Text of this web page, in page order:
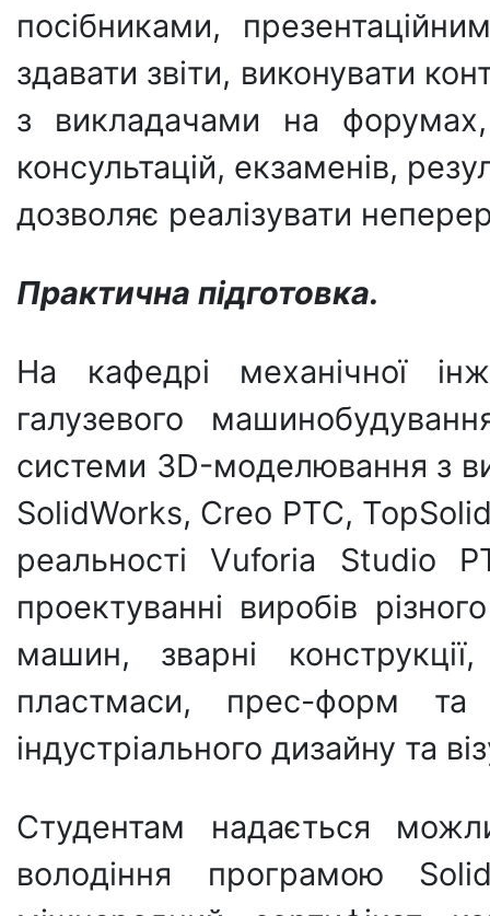
посібниками,
здавати звіти, виконувати
з викладачами на
консультацій, екзаменів,
дозволяє реалізувати
Практична підготовка.
На кафедрі механічної
галузевого
системи 3D-моделювання з
SolidWorks, Creo PTC,
реальності Vuforia Studio
проектуванні виробів
машин, зварні
пластмаси, прес-форм та
індустріального дизайну та
Студентам надається
володіння програмою